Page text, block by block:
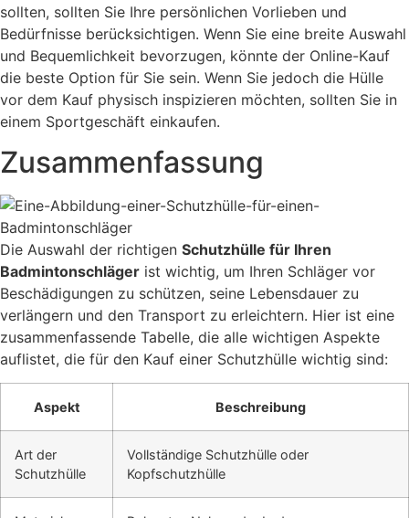
sollten, sollten Sie Ihre persönlichen Vorlieben und
Bedürfnisse berücksichtigen. Wenn Sie eine breite Auswahl
und Bequemlichkeit bevorzugen, könnte der Online-Kauf
die beste Option für Sie sein. Wenn Sie jedoch die Hülle
vor dem Kauf physisch inspizieren möchten, sollten Sie in
einem Sportgeschäft einkaufen.
Zusammenfassung
Die Auswahl der richtigen Schutzhülle für Ihren
Badmintonschläger ist wichtig, um Ihren Schläger vor
Beschädigungen zu schützen, seine Lebensdauer zu
verlängern und den Transport zu erleichtern. Hier ist eine
zusammenfassende Tabelle, die alle wichtigen Aspekte
auflistet, die für den Kauf einer Schutzhülle wichtig sind:
Aspekt Beschreibung
Art der
Schutzhülle
Vollständige Schutzhülle oder
Kopfschutzhülle